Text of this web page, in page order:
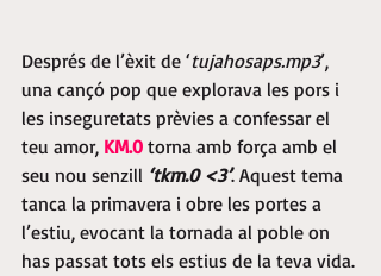
Després de l’èxit de ‘tujahosaps.mp3’,
una cançó pop que explorava les pors i
les inseguretats prèvies a confessar el
teu amor, KM.0 torna amb força amb el
seu nou senzill ‘tkm.0 <3’. Aquest tema
tanca la primavera i obre les portes a
l’estiu, evocant la tornada al poble on
has passat tots els estius de la teva vida.